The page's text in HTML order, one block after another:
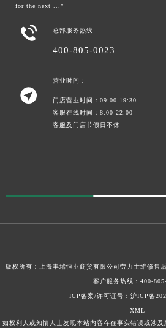
for the next ...”
 总部服务热线
400-805-0023

营业时间：
门店营业时间：09:00-19:30
客服在线时间：8:00-22:00
客服及门店节假日不休
版权所有：上海丰瑞恒业商贸有限公司 劳力士维修售
客户服务热线： 400-
ICP备案/许可证号：沪ICP备
XML
如权利人或知情人士发现本站内容存在事实错误或涉